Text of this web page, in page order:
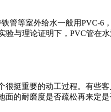
等室外给水一般用PVC-6
验与理论证明下，PVC管在
挺重要的动工过程。有些
的耐磨度是否疏松再来定